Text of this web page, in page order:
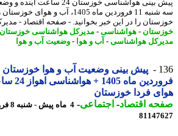
پیش بینی هواشناسی خوزستان 24
را در این خبر بخوانید. - صفحه اقتصاد - مدیرکل ...
-هواشناسی-مدیرکل هواشناسی خوزستان-
هواشناسی-آب و هوا-وضعیت آب و هوا
فروردین ماه
فردا خوزستان
اقتصاد-اجتماعی-4 ماه پیش - شنبه 8 فروردین 1405، 15:33